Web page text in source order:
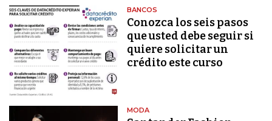
BANCOS
Conozca los seis pasos
que usted debe seguir si
quiere solicitar un
crédito este curso
MODA